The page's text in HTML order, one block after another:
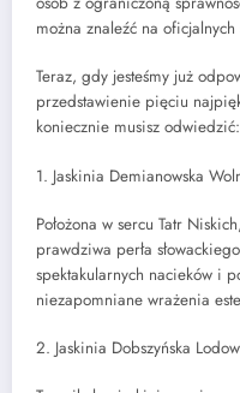
można znaleźć na
Teraz, gdy jesteśmy już
przedstawienie pięciu
koniecznie musisz odwiedzić:
1. Jaskinia Demianowska
Położona w sercu Tatr
prawdziwa perła
spektakularnych nacieków i
niezapomniane wrażenia
2. Jaskinia Dobszyńska